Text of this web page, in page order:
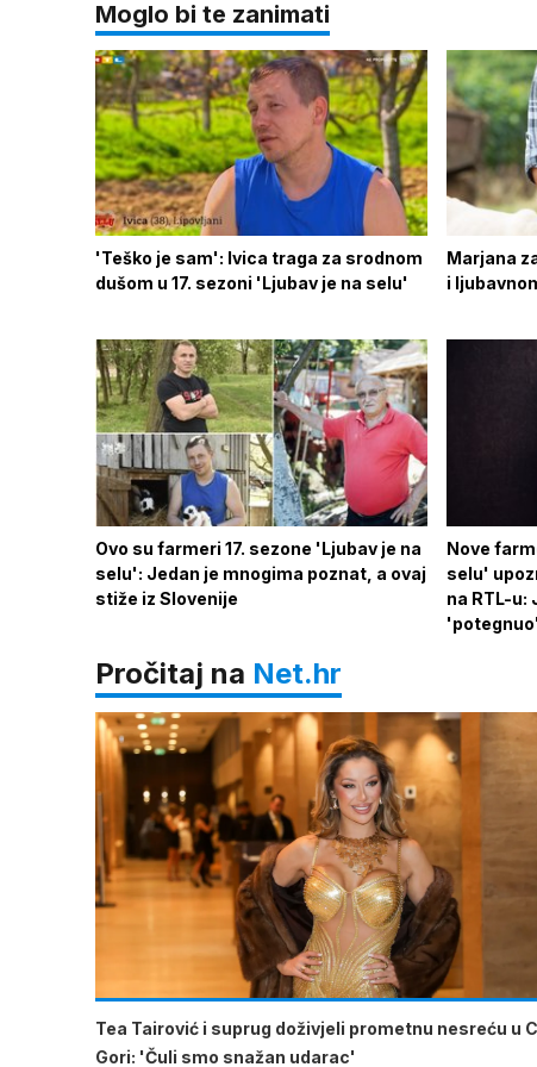
Moglo bi te zanimati
'Teško je sam': Ivica traga za srodnom
dušom u 17. sezoni 'Ljubav je na selu'
Marjana
i
Ovo su farmeri 17. sezone 'Ljubav je na
selu': Jedan je mnogima poznat, a ovaj
stiže iz Slovenije
Nove
selu'
na RTL-u:
Pročitaj na Net.hr
Tea Tairović i suprug doživjeli prometnu nesreću u
Gori: 'Čuli smo snažan udarac'